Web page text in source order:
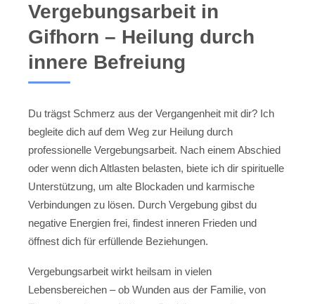
Vergebungsarbeit in
Gifhorn – Heilung durch
innere Befreiung
Du trägst Schmerz aus der Vergangenheit mit dir? Ich
begleite dich auf dem Weg zur Heilung durch
professionelle Vergebungsarbeit. Nach einem Abschied
oder wenn dich Altlasten belasten, biete ich dir spirituelle
Unterstützung, um alte Blockaden und karmische
Verbindungen zu lösen. Durch Vergebung gibst du
negative Energien frei, findest inneren Frieden und
öffnest dich für erfüllende Beziehungen.
Vergebungsarbeit wirkt heilsam in vielen
Lebensbereichen – ob Wunden aus der Familie, von